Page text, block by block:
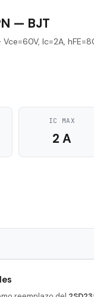
— BJT
Ic=2A,
IC MAX
2 A